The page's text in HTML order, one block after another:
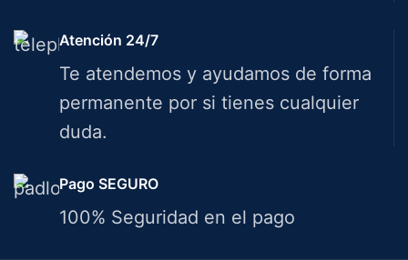
Atención 24/7
Te atendemos y ayudamos de forma
permanente por si tienes cualquier
duda.
Pago SEGURO
100% Seguridad en el pago